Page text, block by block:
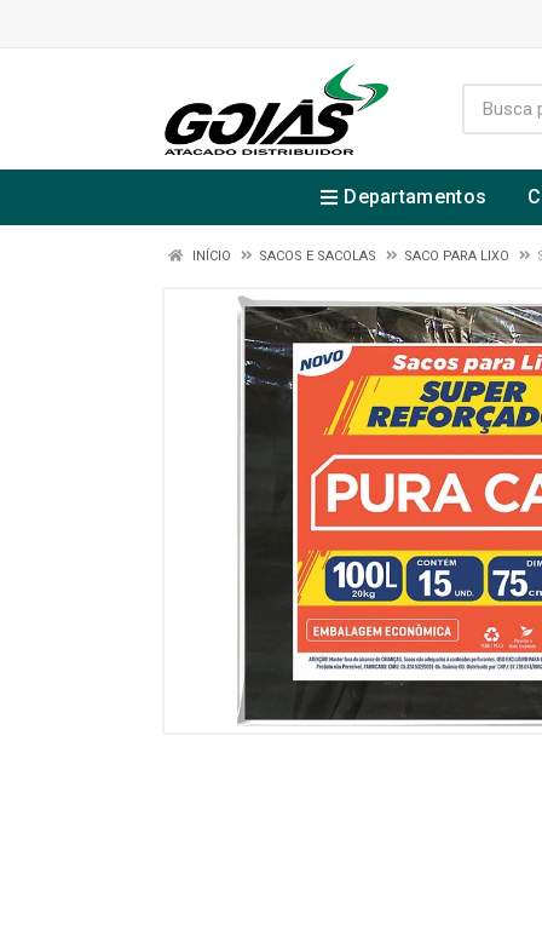
Departamentos
INÍCIO SACOS E SACOLAS SACO PARA LIXO